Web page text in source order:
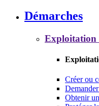
Démarches
Exploitation
Créer ou
Obtenir